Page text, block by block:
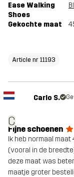
Ease Walking
Shoes
Gekochte maat
Article nr 11193
C
Carlo S.
Fijne schoenen
Ik heb normaal maat
(vooral in de
deze maat was
maatje groter